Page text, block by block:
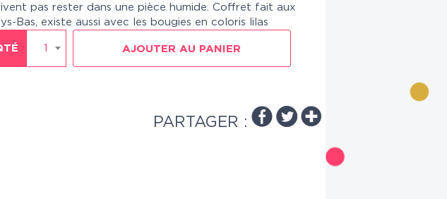
pas rester dans une pièce humide. Coffret fait aux
Bas, existe aussi avec les bougies en coloris lilas
1 AJOUTER AU PANIER
PARTAGER :